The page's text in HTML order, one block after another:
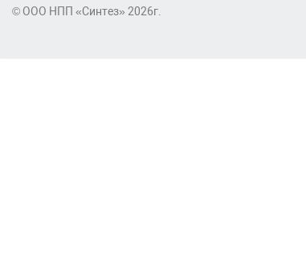
© ООО НПП «Синтез» 2026г.